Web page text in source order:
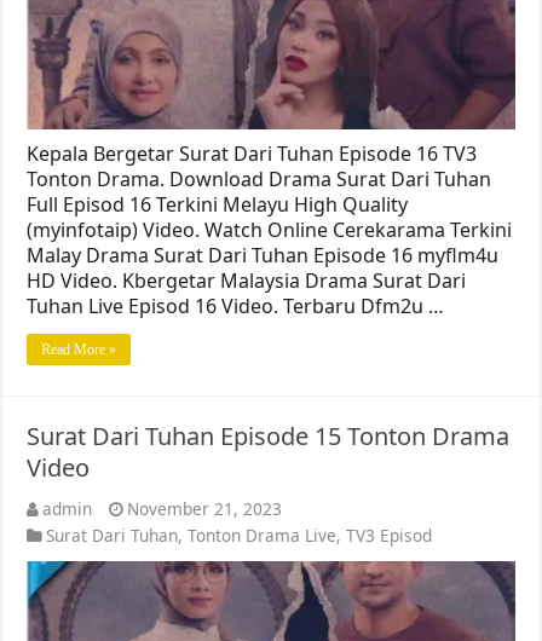
Kepala Bergetar Surat Dari Tuhan Episode 16 TV3
Tonton Drama. Download Drama Surat Dari Tuhan
Full Episod 16 Terkini Melayu High Quality
(myinfotaip) Video. Watch Online Cerekarama Terkini
Malay Drama Surat Dari Tuhan Episode 16 myflm4u
HD Video. Kbergetar Malaysia Drama Surat Dari
Tuhan Live Episod 16 Video. Terbaru Dfm2u …
Read More »
Surat Dari Tuhan Episode 15 Tonton Drama
Video
admin
November 21, 2023
Surat Dari Tuhan,Tonton Drama Live,TV3 Episod